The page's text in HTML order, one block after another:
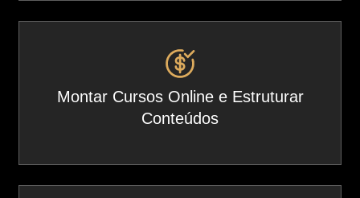
Montar Cursos Online e Estruturar
Conteúdos